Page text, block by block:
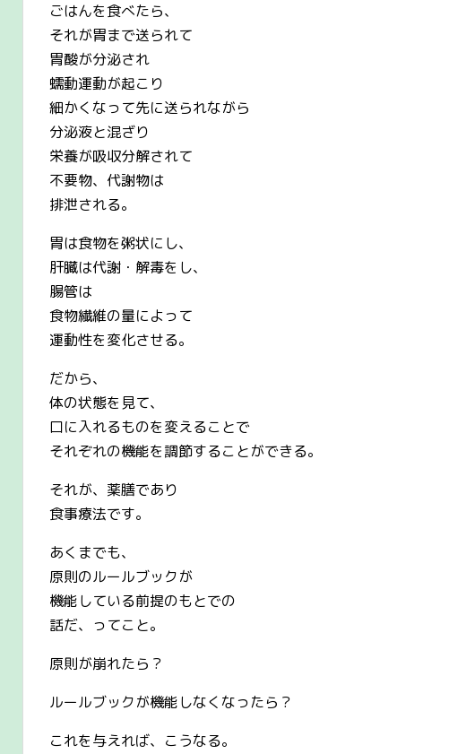
ごはんを食べたら、
それが胃まで送られて
胃酸が分泌され
蠕動運動が起こり
細かくなって先に送られながら
分泌液と混ざり
栄養が吸収分解されて
不要物、代謝物は
排泄される。
胃は食物を粥状にし、
肝臓は代謝・解毒をし、
腸管は
食物繊維の量によって
運動性を変化させる。
だから、
体の状態を見て、
口に入れるものを変えることで
それぞれの機能を調節することができる。
それが、薬膳であり
食事療法です。
あくまでも、
原則のルールブックが
機能している前提のもとでの
話だ、ってこと。
原則が崩れたら？
ルールブックが機能しなくなったら？
これを与えれば、こうなる。